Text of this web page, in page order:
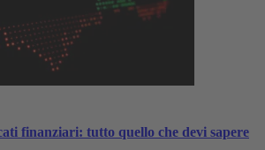
finanziari: tutto quello che devi sapere